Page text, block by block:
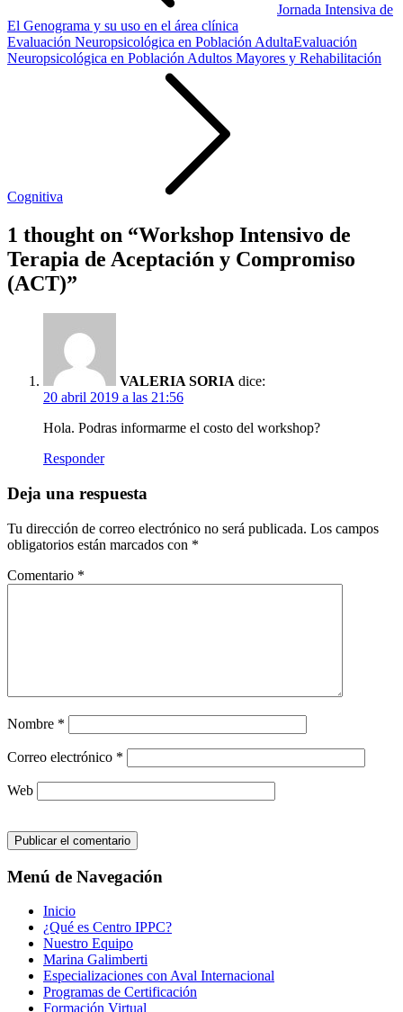
Jornada Intensiva de
El Genograma y su uso en el área clínica
Evaluación Neuropsicológica en Población AdultaEvaluación
Neuropsicológica en Población Adultos Mayores y Rehabilitación
Cognitiva
1 thought on “Workshop Intensivo de
Terapia de Aceptación y Compromiso
(ACT)”
VALERIA SORIA dice:
20 abril 2019 a las 21:56
Hola. Podras informarme el costo del workshop?
Responder
Deja una respuesta
Tu dirección de correo electrónico no será publicada. Los campos
obligatorios están marcados con *
Comentario *
Nombre *
Correo electrónico *
Web
Menú de Navegación
Inicio
¿Qué es Centro IPPC?
Nuestro Equipo
Marina Galimberti
Especializaciones con Aval Internacional
Programas de Certificación
Formación Virtual